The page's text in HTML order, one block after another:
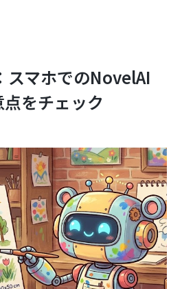
マホでのNovelAI
をチェック